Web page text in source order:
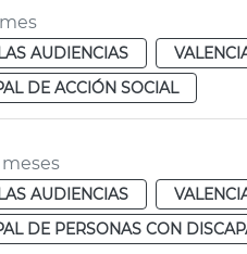
AUDIENCIAS
DE ACCIÓN SOCIAL
AUDIENCIAS
DE PERSONAS CON